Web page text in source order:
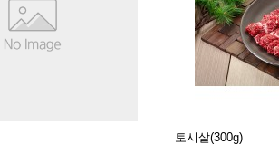
토시살(300g)